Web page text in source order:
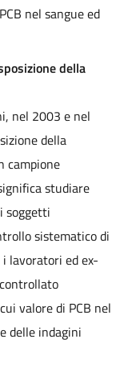
nel sangue ed
della
nel 2003 e nel
della
campione
studiare
soggetti
sistematico di
lavoratori ed ex-
valore di PCB nel
delle indagini